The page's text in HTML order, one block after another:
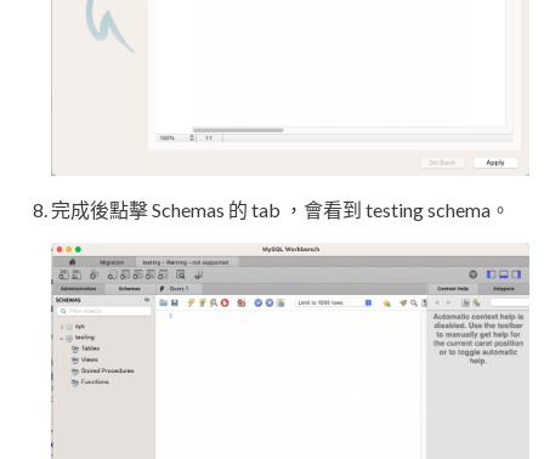
完成後點擊 Schemas 的 tab ，會看到 testing schema。